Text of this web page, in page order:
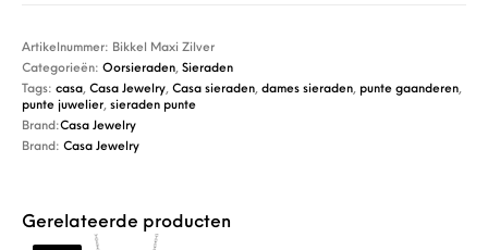
Artikelnummer: Bikkel Maxi Zilver
Categorieën:Oorsieraden,Sieraden
Tags:casa,Casa Jewelry,Casa sieraden,dames sieraden, punte gaanderen,
punte juwelier,sieraden punte
Brand:Casa Jewelry
Brand:Casa Jewelry
Gerelateerde producten